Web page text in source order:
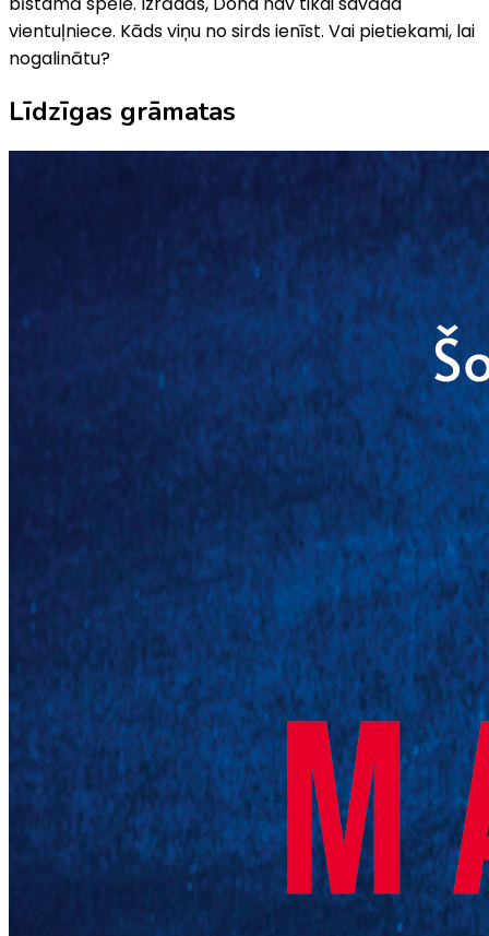
vientuļniece. Kāds viņu no sirds ienīst. Vai pietiekami, lai
nogalinātu?
Līdzīgas grāmatas